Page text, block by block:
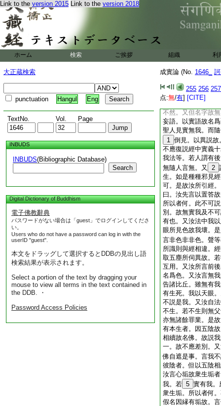
Link to the version 2015 Link to the version 2018
ホーム 検索 ご挨拶 組織 利
大正蔵検索
punctuation Hangul Eng
TextNo. Vol. Page
INBUDS
INBUDS(Bibliographic Database)
Search
Digital Dictionary of Buddhism
電子佛教辭典
パスワードがない場合は「guest」でログインしてくださ
い。
Users who do not have a password can log in with the
userID "guest".
本文をドラッグして選択するとDDBの見出し語
検索結果が表示されます。
Select a portion of the text by dragging your
mouse to view all terms in the text contained in
the DDB. ・
Password Access Policies
成實論 (No. 1646_
255 256 257
点:無/有] [CITE]
一人生世間。多人
人得利益。又若修
不依非衆生數。又
有衆生能受後身。
事不然。所以者何
已別計有我常不壞
我。今我等説五陰
咎。又雖言我但名
衆生但名字者。如
實牛。亦不應有罪
施。皆有果報。大
不然。又但名字故
妄語。以實語故名
聖人見實無我。而
1 倒見。以異説
不應復説經中實義
我法等。若人謂有
無隨人言無。又
2
生。如是種種邪見
可。是故汝所引經
曰。汝先言以置答
所以者何。此不可
別。故無實我及不
有也。又汝法中我
眼所見色故我壞。
言非色非非色。聲
所識則與經相違。
取五塵所伺異故。
互用。又汝所言前
名爲色。又汝言無
告諸比丘。雖無有
有生死。我以天眼
不説是我。又汝自
不生。若不生則無
亦無諸餘罪業。是
有本生者。因五陰
相續故名佛。故説
一。故不應差別。
佛自遮是事。言我
彼陰者。但以五陰
汝言心垢故衆生垢
我。若 5 實有我。
衆生垢。所以者何
假名因縁有垢故。